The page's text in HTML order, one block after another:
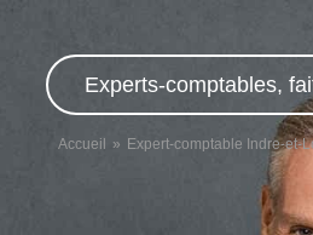
Experts-comptables,
Accueil Expert-comptable Indre-et-